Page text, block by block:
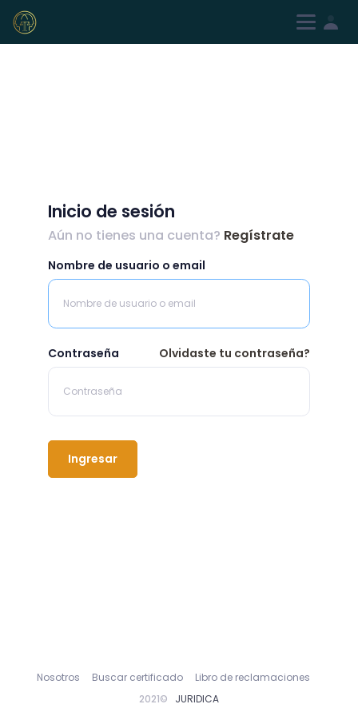
Registrarme
Inicio de sesión
Aún no tienes una cuenta? Regístrate
Nombre de usuario o email
Contraseña Olvidaste tu contraseña?
Ingresar
2021© JURIDICA
Nosotros Buscar certificado Libro de reclamaciones